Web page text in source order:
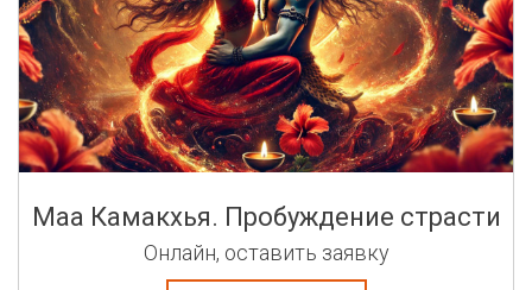
Маа Камакхья. Пробуждение страсти
Онлайн, оставить заявку